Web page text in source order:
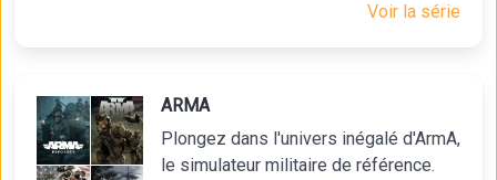
Voir la série
ARMA
Plongez dans l'univers inégalé d'ArmA,
le simulateur militaire de référence.